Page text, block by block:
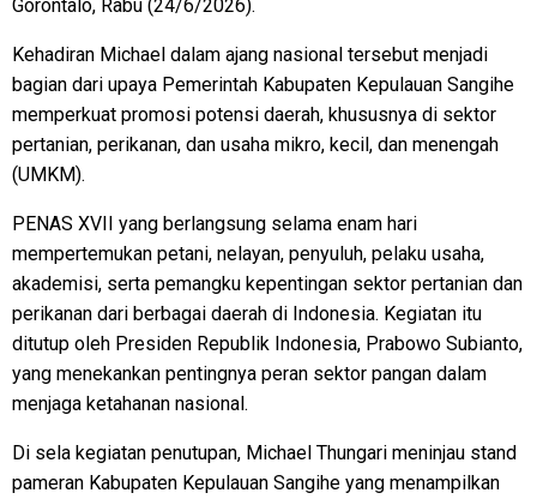
Gorontalo, Rabu (24/6/2026).
Kehadiran Michael dalam ajang nasional tersebut menjadi
bagian dari upaya Pemerintah Kabupaten Kepulauan Sangihe
memperkuat promosi potensi daerah, khususnya di sektor
pertanian, perikanan, dan usaha mikro, kecil, dan menengah
(UMKM).
PENAS XVII yang berlangsung selama enam hari
mempertemukan petani, nelayan, penyuluh, pelaku usaha,
akademisi, serta pemangku kepentingan sektor pertanian dan
perikanan dari berbagai daerah di Indonesia. Kegiatan itu
ditutup oleh Presiden Republik Indonesia, Prabowo Subianto,
yang menekankan pentingnya peran sektor pangan dalam
menjaga ketahanan nasional.
Di sela kegiatan penutupan, Michael Thungari meninjau stand
pameran Kabupaten Kepulauan Sangihe yang menampilkan